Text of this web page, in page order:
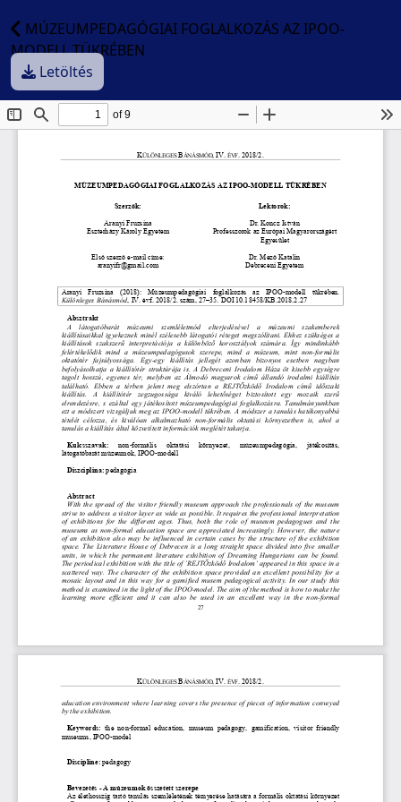
MÚZEUMPEDAGÓGIAI FOGLALKOZÁS AZ IPOO-
MODELL TÜKRÉBEN
Letöltés